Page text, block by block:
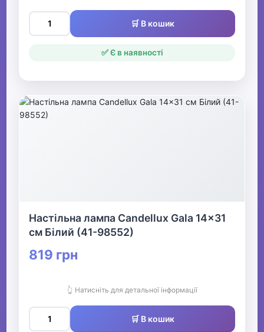
🛒 В кошик
✅ Є в наявності
Настільна лампа Candellux Gala 14x31
см Білий (41-98552)
819 грн
👆 Натисніть для детальної інформації
🛒 В кошик